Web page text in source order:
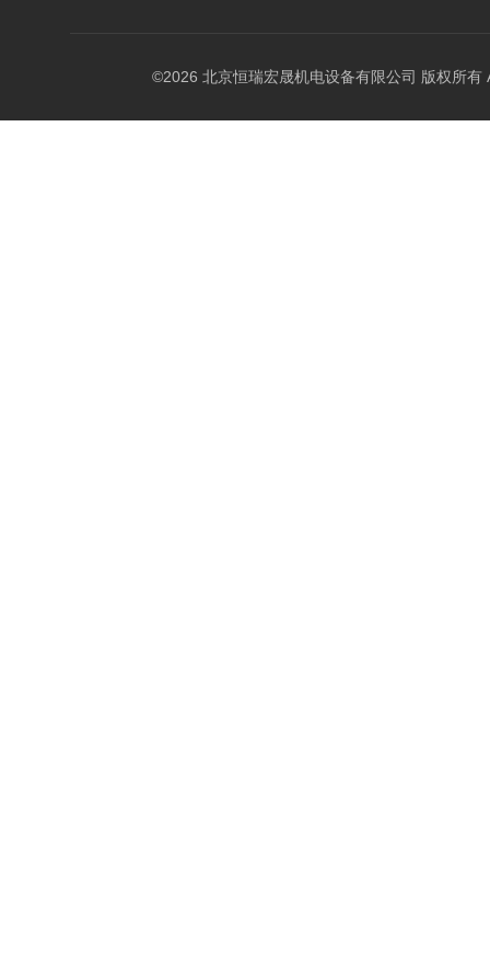
©2026 北京恒瑞宏晟机电设备有限公司 版权所有